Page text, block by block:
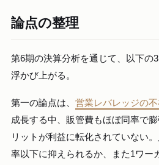
論点の整理
第6期の決算分析を通じて、以下の
浮かび上がる。
第一の論点は、 営業レバレッジの不
成長する中、販管費もほぼ同率で
リットが利益に転化されていない
率以下に抑えられるか、また1ワー